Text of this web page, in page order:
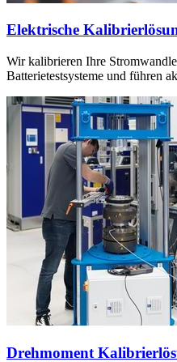
Elektrische
Wir kalibrieren Ihre
Batterietestsysteme und führen
Drehmoment